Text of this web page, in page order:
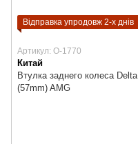
Відправка упродовж 2-х днів
Артикул: O-1770
Китай
Втулка заднего колеса Delta
(57mm) AMG